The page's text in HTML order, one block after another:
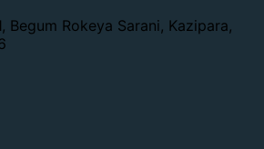
Begum Rokeya Sarani, Kazipara,